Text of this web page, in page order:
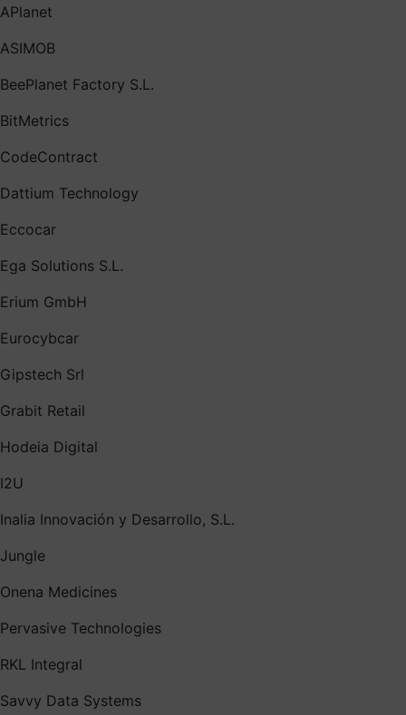
APlanet
ASIMOB
BeePlanet Factory S.L.
BitMetrics
CodeContract
Dattium Technology
Eccocar
Ega Solutions S.L.
Erium GmbH
Eurocybcar
Gipstech Srl
Grabit Retail
Hodeia Digital
I2U
Inalia Innovación y Desarrollo, S.L.
Jungle
Onena Medicines
Pervasive Technologies
RKL Integral
Savvy Data Systems